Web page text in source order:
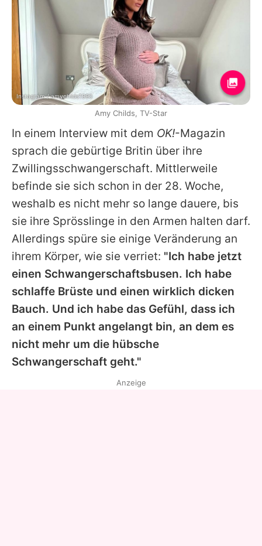
In einem Interview mit dem OK!-Magazin
sprach die gebürtige Britin über ihre
Zwillingsschwangerschaft. Mittlerweile
befinde sie sich schon in der 28. Woche,
weshalb es nicht mehr so lange dauere, bis
sie ihre Sprösslinge in den Armen halten darf.
Allerdings spüre sie einige Veränderung an
ihrem Körper, wie sie verriet: "Ich habe jetzt
einen Schwangerschaftsbusen. Ich habe
schlaffe Brüste und einen wirklich dicken
Bauch. Und ich habe das Gefühl, dass ich
an einem Punkt angelangt bin, an dem es
nicht mehr um die hübsche
Schwangerschaft geht."
Instagram / amychilds1990
Amy Childs, TV-Star
Anzeige